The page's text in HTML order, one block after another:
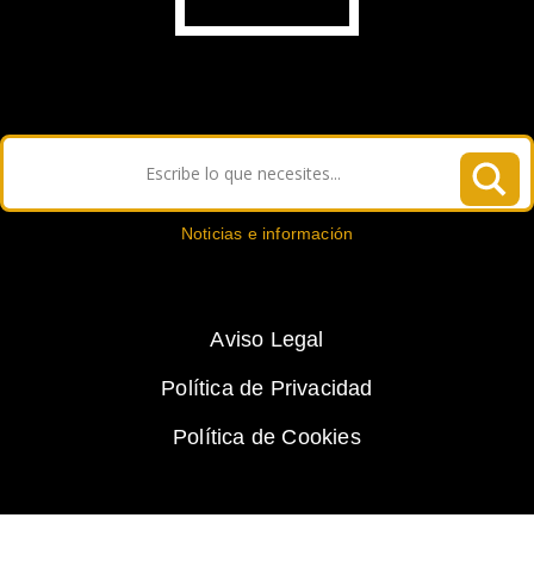
Noticias e información
Aviso Legal
Política de Privacidad
Política de Cookies